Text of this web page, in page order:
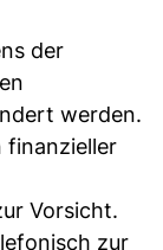
der
werden.
finanzieller
Vorsicht.
zur